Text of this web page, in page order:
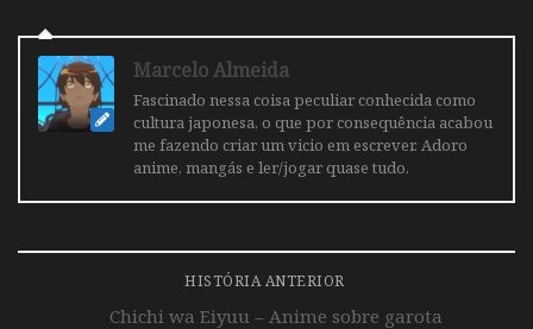
Marcelo Almeida
Fascinado nessa coisa peculiar conhecida como
cultura japonesa, o que por consequência acabou
me fazendo criar um vicio em escrever. Adoro
anime, mangás e ler/jogar quase tudo.
HISTÓRIA ANTERIOR
Chichi wa Eiyuu – Anime sobre garota